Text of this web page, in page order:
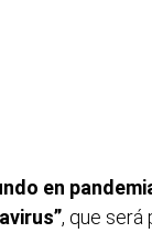
en
, que será